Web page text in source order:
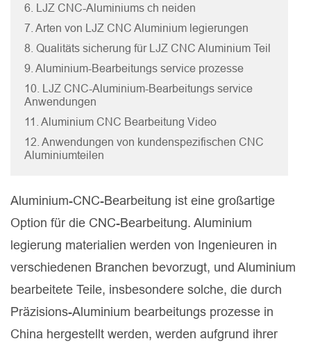
6. LJZ CNC-Aluminiums ch neiden
7. Arten von LJZ CNC Aluminium legierungen
8. Qualitäts sicherung für LJZ CNC Aluminium Teil
9. Aluminium-Bearbeitungs service prozesse
10. LJZ CNC-Aluminium-Bearbeitungs service
Anwendungen
11. Aluminium CNC Bearbeitung Video
12. Anwendungen von kundenspezifischen CNC
Aluminiumteilen
Aluminium-CNC-Bearbeitung ist eine großartige
Option für die CNC-Bearbeitung. Aluminium
legierung materialien werden von Ingenieuren in
verschiedenen Branchen bevorzugt, und Aluminium
bearbeitete Teile, insbesondere solche, die durch
Präzisions-Aluminium bearbeitungs prozesse in
China hergestellt werden, werden aufgrund ihrer